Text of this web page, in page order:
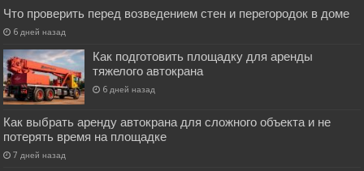
Что проверить перед возведением стен и перегородок в доме
6 дней назад
Как подготовить площадку для аренды
тяжелого автокрана
6 дней назад
Как выбрать аренду автокрана для сложного объекта и не
потерять время на площадке
7 дней назад